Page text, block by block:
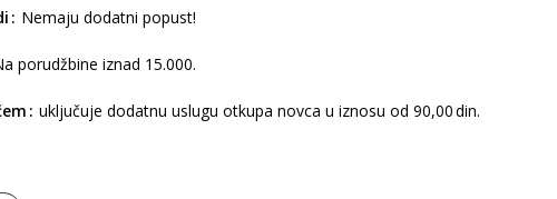
Nemaju dodatni popust!
porudžbine iznad 15.000.
uključuje dodatnu uslugu otkupa novca u iznosu od 90,00 din.